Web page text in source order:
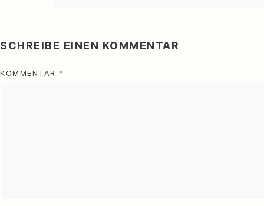
SCHREIBE EINEN KOMMENTAR
KOMMENTAR *